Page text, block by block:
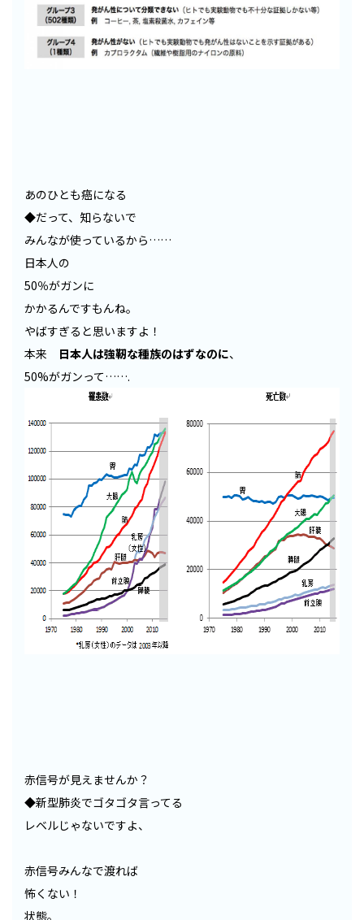
あのひとも癌になる
◆だって、知らないで
みんなが使っているから……
日本人の
50％がガンに
かかるんですもんね。
やばすぎると思いますよ！
本来 日本人は強靭な種族のはずなのに、
50%がガンって…….
赤信号が見えませんか？
◆新型肺炎でゴタゴタ言ってる
レベルじゃないですよ、
赤信号みんなで渡れば
怖くない！
状態。